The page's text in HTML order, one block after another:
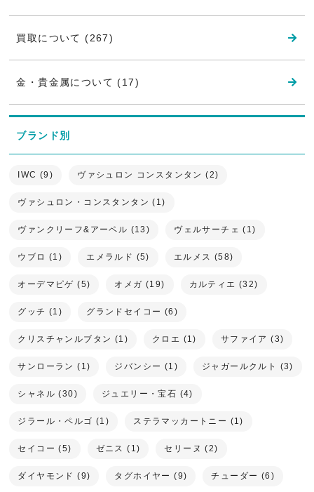
買取について (267)
金・貴金属について (17)
ブランド別
IWC (9) ヴァシュロン コンスタンタン (2)
ヴァシュロン・コンスタンタン (1)
ヴァンクリーフ&アーペル (13) ヴェルサーチェ (1)
ウブロ (1) エメラルド (5) エルメス (58)
オーデマピゲ (5) オメガ (19) カルティエ (32)
グッチ (1) グランドセイコー (6)
クリスチャンルブタン (1) クロエ (1) サファイア (3)
サンローラン (1) ジバンシー (1) ジャガールクルト (3)
シャネル (30) ジュエリー・宝石 (4)
ジラール・ペルゴ (1) ステラマッカートニー (1)
セイコー (5) ゼニス (1) セリーヌ (2)
ダイヤモンド (9) タグホイヤー (9) チューダー (6)